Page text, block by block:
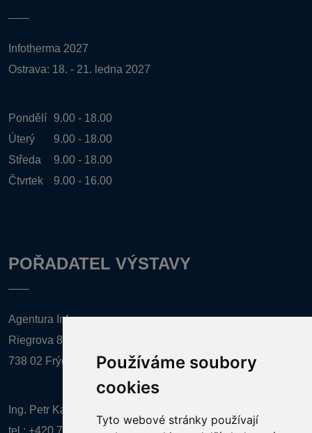
Používáme soubory
cookies
Tyto webové stránky používají
Infotherma 2027
Ostrava: 18. - 21. ledna 2027
Pondělí
9.00 - 18.00
Úterý
9.00 - 18.00
Středa
9.00 - 18.00
Čtvrtek
9.00 - 16.00
POŘADATEL VÝSTAVY
Agentura Inforpres, s.r.o.
Riegrova 857
738 02 Frýdek-Místek
Ing. Petr Kalenda,
tel.: +420 777 080 867 (EN comunication)